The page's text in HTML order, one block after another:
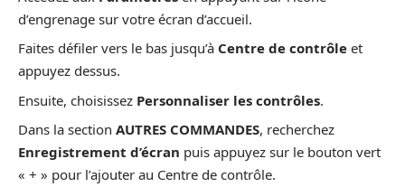
d’engrenage sur votre écran d’accueil.
Faites défiler vers le bas jusqu’à Centre de contrôle et
appuyez dessus.
Ensuite, choisissez Personnaliser les contrôles.
Dans la section AUTRES COMMANDES, recherchez
Enregistrement d’écran puis appuyez sur le bouton vert
« + » pour l’ajouter au Centre de contrôle.